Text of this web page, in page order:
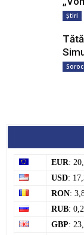
Știri
EUR:
USD:
RON:
RUB:
GBP: